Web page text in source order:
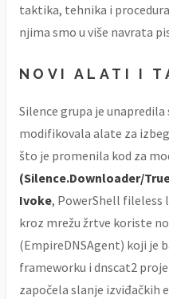
taktika, tehnika i
njima smo u više navrata
NOVI ALATI I
Silence grupa je
modifikovala alate za
što je promenila kod za
(Silence.Downloader/
Ivoke, PowerShell fileless
kroz mrežu žrtve koriste
(EmpireDNSAgent) koji je
frameworku i dnscat2
započela slanje izviđačkih